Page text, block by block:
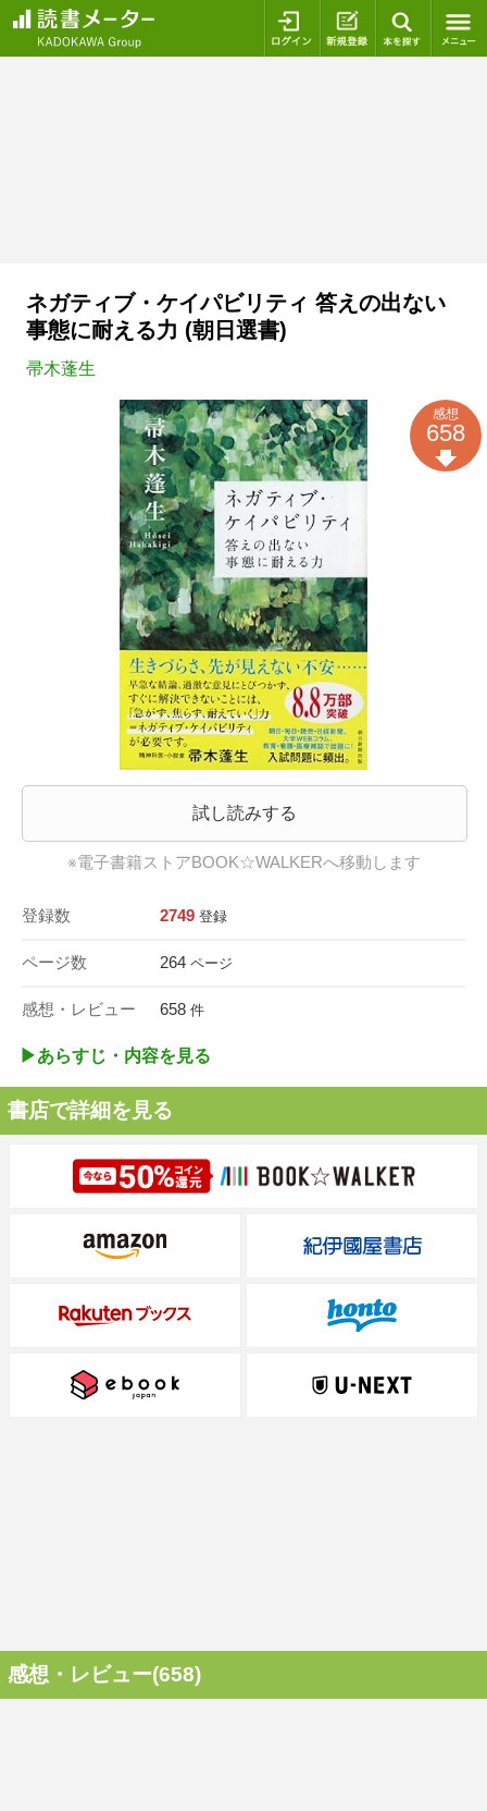
ログイン 新規登録
ネガティブ・ケイパビリティ 答えの出ない
事態に耐える力 (朝日選書)
帚木蓬生
試し読みする
※電子書籍ストアBOOK☆WALKERへ移動します
登録数 2749 登録
ページ数 264 ページ
感想・レビュー 658 件
感想
658
▶︎あらすじ・内容を見る
書店で詳細を見る
感想・レビュー(658)